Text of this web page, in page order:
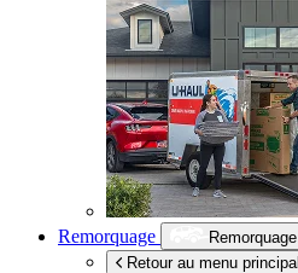
Remorquage
Remorquage
Retour au menu principal